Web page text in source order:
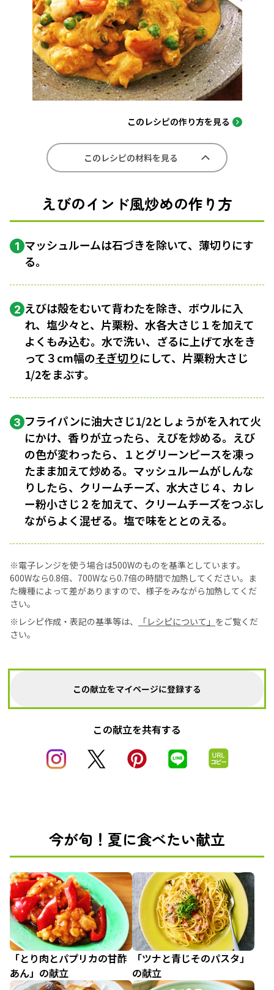
このレシピの作り方を見る
このレシピの材料を見る
えびのインド風炒めの作り方
1 マッシュルームは石づきを除いて、薄切りにす
る。
2 えびは殻をむいて背わたを除き、ボウルに入
れ、塩少々と、片栗粉、水各大さじ１を加えて
よくもみ込む。水で洗い、ざるに上げて水をき
って３cm幅のそぎ切りにして、片栗粉大さじ
1/2をまぶす。
3 フライパンに油大さじ1/2としょうがを入れて火
にかけ、香りが立ったら、えびを炒める。えび
の色が変わったら、１とグリーンピースを凍っ
たまま加えて炒める。マッシュルームがしんな
りしたら、クリームチーズ、水大さじ４、カレ
ー粉小さじ２を加えて、クリームチーズをつぶし
ながらよく混ぜる。塩で味をととのえる。
※電子レンジを使う場合は500Wのものを基準としています。
600Wなら0.8倍、700Wなら0.7倍の時間で加熱してください。ま
た機種によって差がありますので、様子をみながら加熱してくだ
さい。
※レシピ作成・表記の基準等は、
「レシピについて」 をご覧くだ
さい。
この献立をマイページに登録する
この献立を共有する
今が旬！夏に食べたい献立
「とり肉とパプリカの甘酢
あん」の献立
「ツナと青じそのパスタ」
の献立